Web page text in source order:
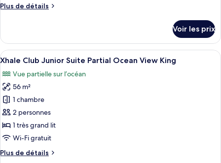
chambre :
Suite
Swim
King
Plus de détails
Plus
le
type
de
Allure
Junior
Suite
Swim
Up
King
Voir les prix
Afficher
toutes
les
photos
pour
ce
type
de
chambre :
Xhale
Une chambre d’hôtel moderne
5
Xhale Club Junior Suite Partial Ocean View King
Vue partielle sur l’océan
56 m²
1 chambre
2 personnes
1 très grand lit
Wi-Fi gratuit
Plus de détails
Plus